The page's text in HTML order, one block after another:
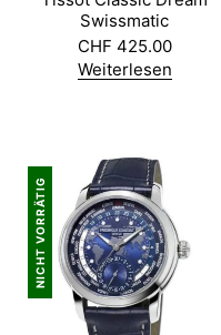
Swissmatic
CHF 425.00
Weiterlesen
NICHT VORRÄTIG